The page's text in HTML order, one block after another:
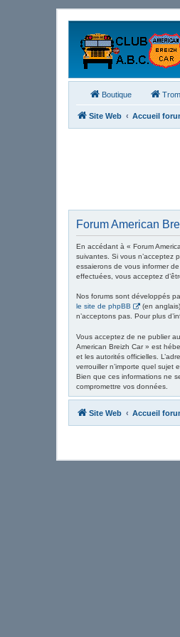
Boutique
Site Web Accueil
Forum American
En accédant à « Forum
suivantes. Si vous n’acceptez
essaierons de vous informer
effectuées, vous acceptez
Nos forums sont développés
le site de phpBB
(en
n’acceptons pas. Pour plus
Vous acceptez de ne publier
American Breizh Car » est
et les autorités officielles.
verrouiller n’importe quel sujet
Bien que ces informations ne
compromettre vos données.
Site Web Accueil